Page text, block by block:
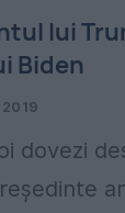
lui
Biden
dovezi